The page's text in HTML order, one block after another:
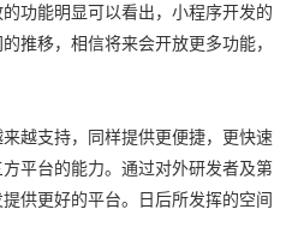
功能明显可以看出，小程序开发的
推移，相信将来会开放更多功能，
越支持，同样提供更便捷，更快速
平台的能力。通过对外研发者及第
供更好的平台。日后所发挥的空间